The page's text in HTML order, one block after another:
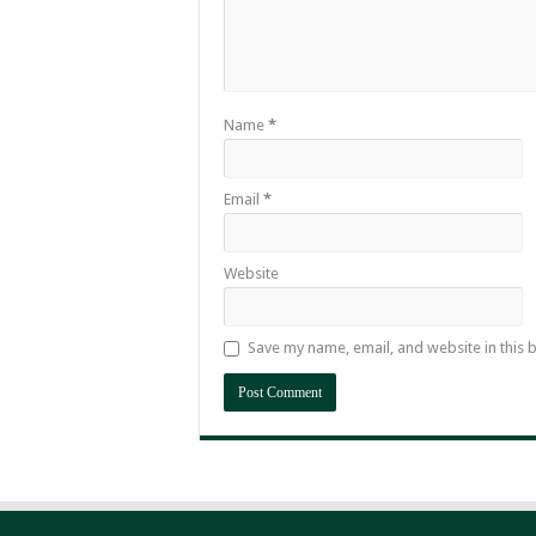
Name *
Email *
Website
Save my name, email, and website in